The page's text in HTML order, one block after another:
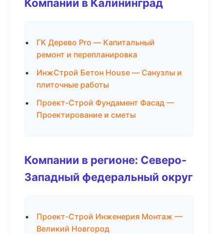
Компании в Калининград
ГК Дерево Pro — Капитальный
ремонт и перепланировка
ИнжСтрой Бетон House — Санузлы и
плиточные работы
Проект-Строй Фундамент Фасад —
Проектирование и сметы
Компании в регионе: Северо-
Западный федеральный округ
Проект-Строй Инженерия Монтаж —
Великий Новгород